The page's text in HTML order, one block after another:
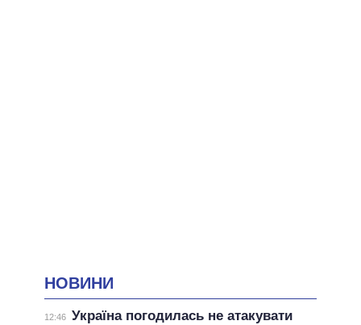
НОВИНИ
12:46 Україна погодилась не атакувати